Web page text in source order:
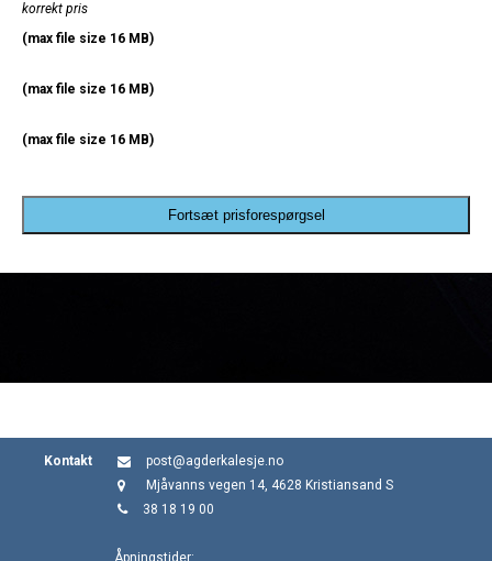
korrekt pris
(max file size 16 MB)
(max file size 16 MB)
(max file size 16 MB)
Fortsæt prisforespørgsel
Kontakt
post@agderkalesje.no
Mjåvanns vegen 14, 4628 Kristiansand S
38 18 19 00
Åpningstider: